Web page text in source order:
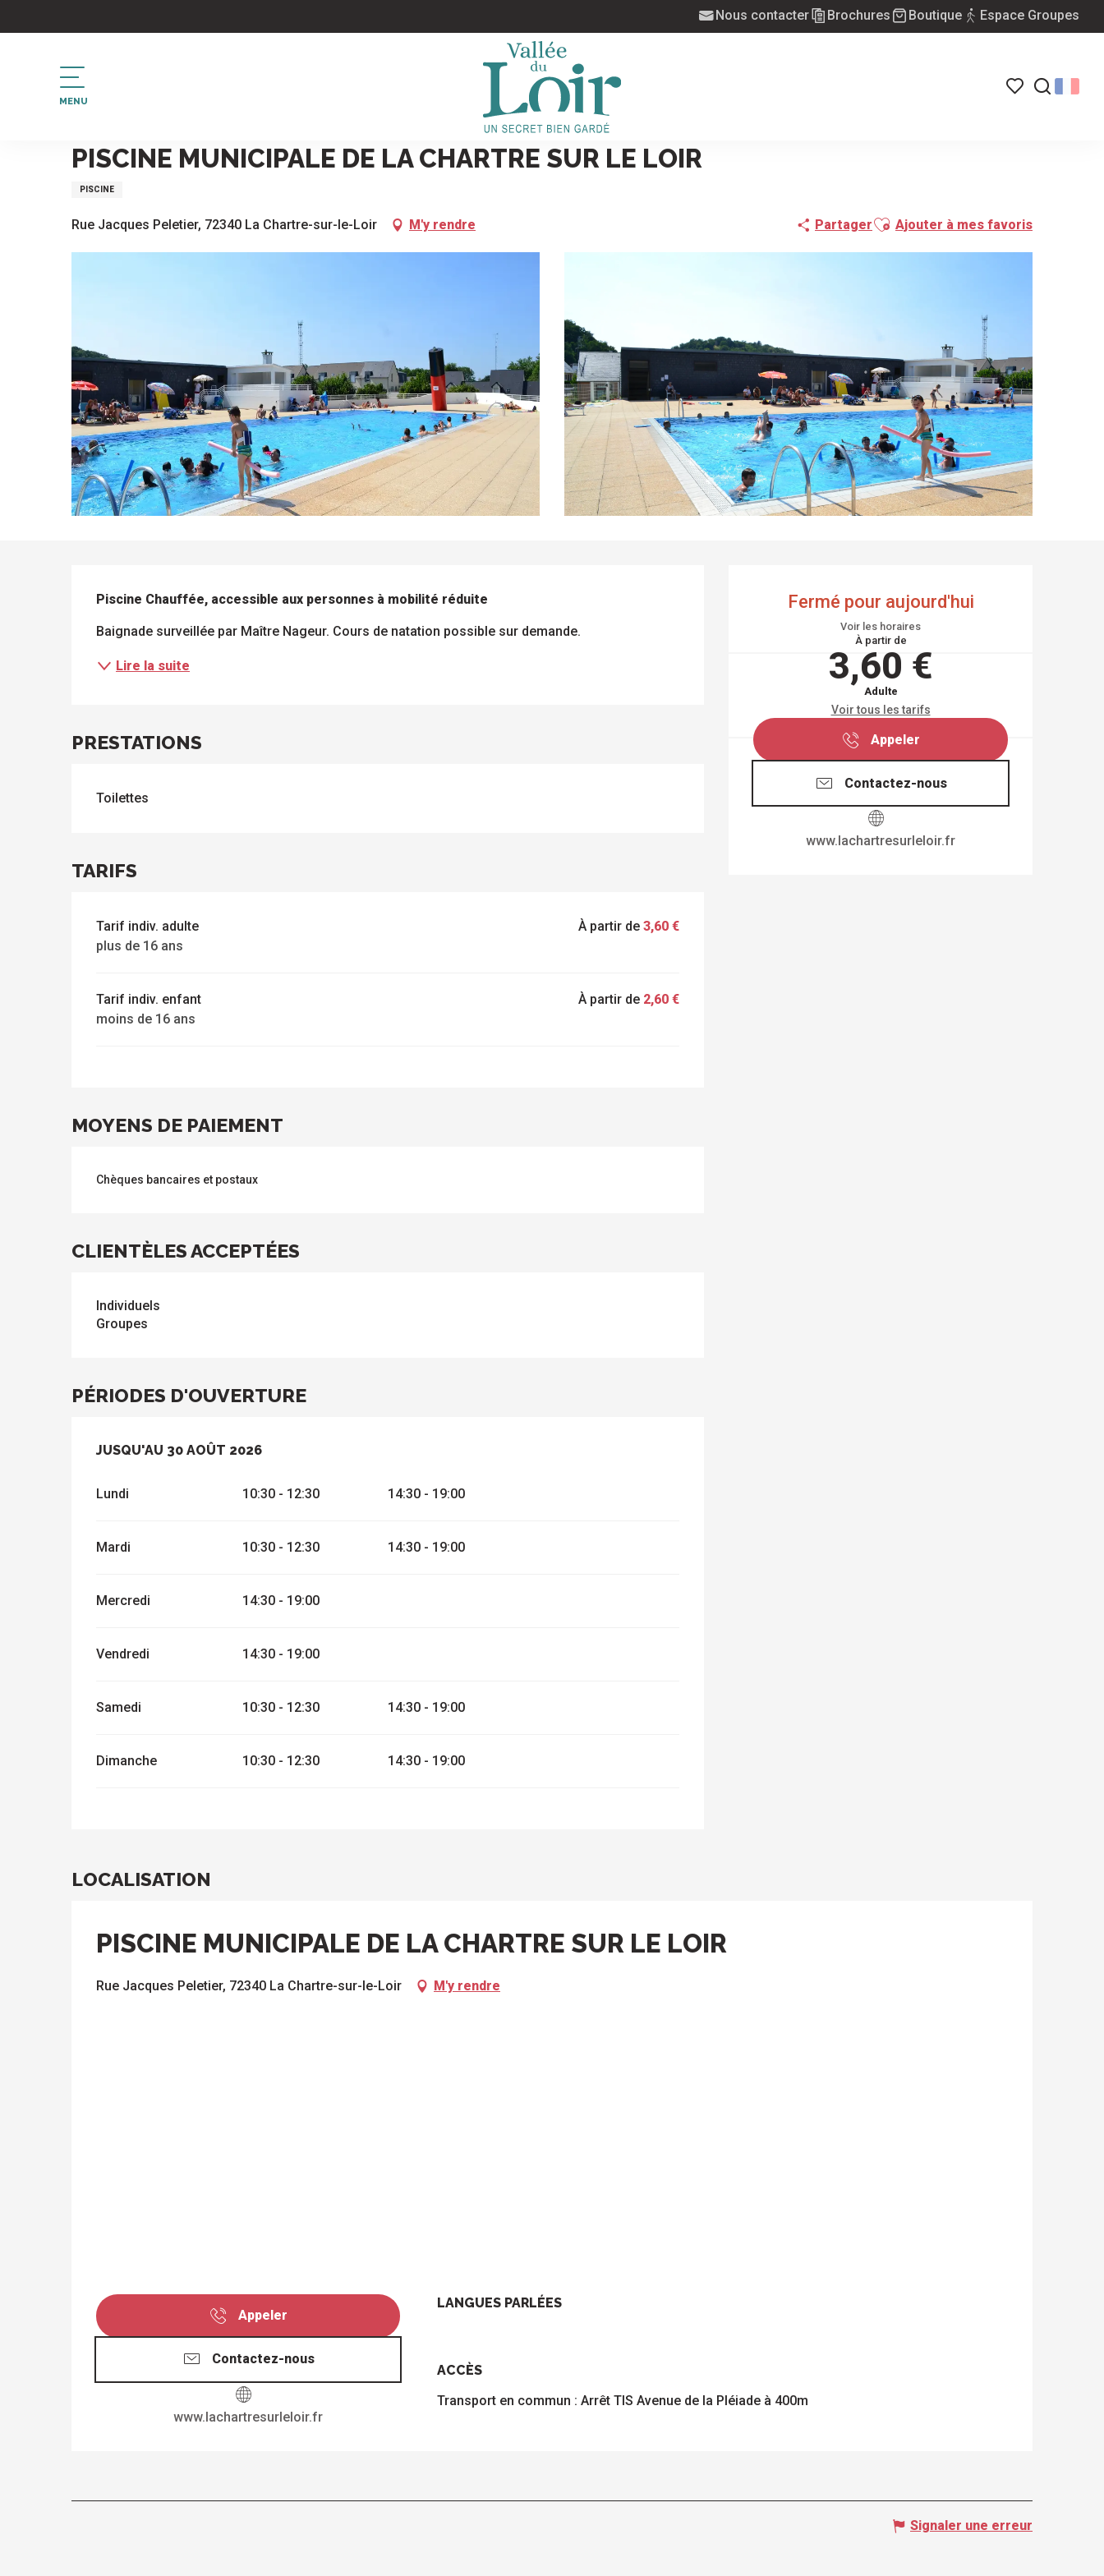
au
Nous contacter Brochures Boutique Espace Groupes
MENU
Toutes
Accueil
PISCINE MUNICIPALE DE LA CHARTRE SUR LE LOIR
PISCINE
Rue Jacques Peletier, 72340 La Chartre-sur-le-Loir M'y rendre PartagerAjouter aux favoris
Ajouter à mes favoris
OUVERTURE ET
Fermé pour aujourd'hui
Voir les horaires
À partir de
3,60 €
Adulte
Voir tous les tarifs
Appeler
Contactez-nous
www.lachartresurleloir.fr
DESCRIPTION
Piscine Chauffée, accessible aux personnes à mobilité réduite
Baignade surveillée par Maître Nageur. Cours de natation possible sur demande.
Lire la suite
PRESTATIONS
Toilettes
TARIFS
Tarif indiv. adulte
plus de 16 ans
À partir de3,60 €
Tarif indiv. enfant
moins de 16 ans
À partir de 2,60 €
MOYENS DE PAIEMENT
Chèques bancaires et postaux
CLIENTÈLES ACCEPTÉES
Individuels
Groupes
PÉRIODES D'OUVERTURE
DU4 JUILLET 2026 AU30 AOÛT 2026
JUSQU'AU 30 AOÛT 2026
Lundi 10:30 - 12:30 14:30 - 19:00
Mardi 10:30 - 12:30 14:30 - 19:00
Mercredi 14:30 - 19:00
Vendredi 14:30 - 19:00
Samedi 10:30 - 12:30 14:30 - 19:00
Dimanche 10:30 - 12:30 14:30 - 19:00
LOCALISATION
PISCINE MUNICIPALE DE LA CHARTRE SUR LE LOIR
Rue Jacques Peletier, 72340 La Chartre-sur-le-Loir M'y rendre
Appeler
Contactez-nous
www.lachartresurleloir.fr
LANGUES PARLÉES
LANGUES PARLÉES
ACCÈS
ACCÈS
Transport en commun : Arrêt TIS Avenue de la Pléiade à 400m
Signaler une erreur